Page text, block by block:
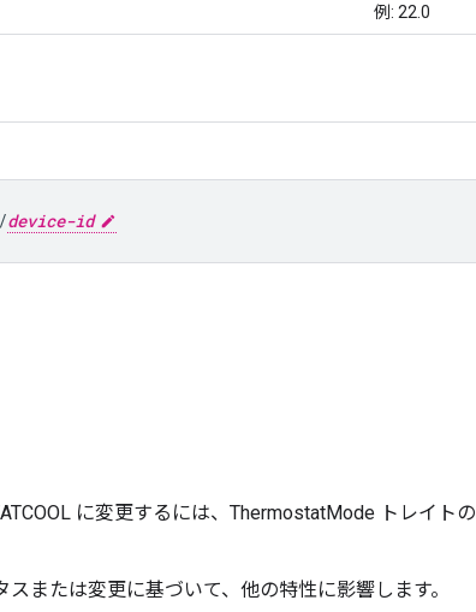
例: 22.0
device-id
に変更するには、ThermostatMode トレイトの
または変更に基づいて、他の特性に影響します。